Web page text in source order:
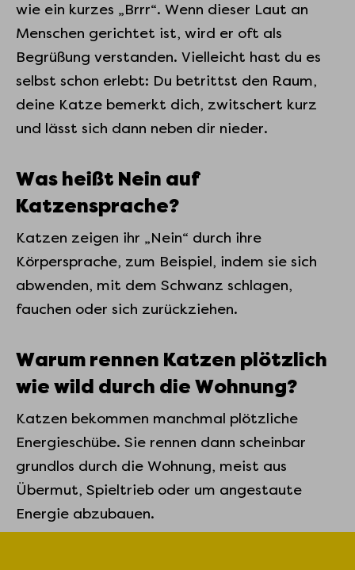
wie ein kurzes „Brrr“. Wenn dieser Laut an
Menschen gerichtet ist, wird er oft als
Begrüßung verstanden. Vielleicht hast du es
selbst schon erlebt: Du betrittst den Raum,
deine Katze bemerkt dich, zwitschert kurz
und lässt sich dann neben dir nieder.
Was heißt Nein auf
Katzensprache?
Katzen zeigen ihr „Nein“ durch ihre
Körpersprache, zum Beispiel, indem sie sich
abwenden, mit dem Schwanz schlagen,
fauchen oder sich zurückziehen.
Warum rennen Katzen plötzlich
wie wild durch die Wohnung?
Katzen bekommen manchmal plötzliche
Energieschübe. Sie rennen dann scheinbar
grundlos durch die Wohnung, meist aus
Übermut, Spieltrieb oder um angestaute
Energie abzubauen.